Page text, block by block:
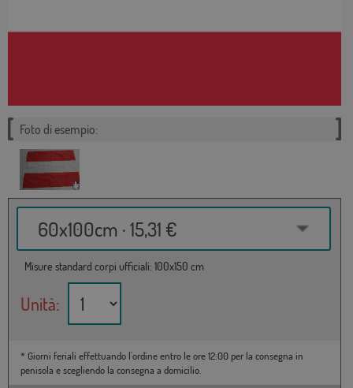
Foto di esempio:
60x100cm · 15,31 €
Misure standard corpi ufficiali: 100x150 cm
Unità:
* Giorni feriali effettuando l'ordine entro le ore 12:00 per la consegna in
penisola e scegliendo la consegna a domicilio.